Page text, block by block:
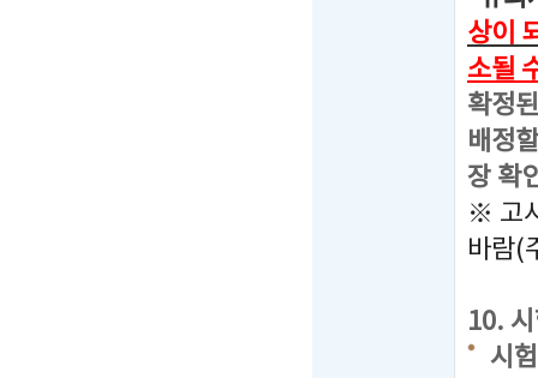
상이
소될
확정
배정
장 확
※ 고
바람(
10.
시